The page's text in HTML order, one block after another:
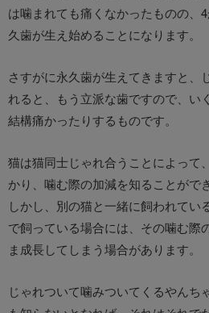
は噛まれても痛くなかったものの、
久歯が生え始めることになります。
さすがに永久歯が生えてきますと、
れると、もう立派な歯ですので、い
結構痛かったりするものです。
猫は猫同士じゃれ合うことによって
かり、噛む際の加減を知ることがで
しかし、別の猫と一緒に飼われてい
で飼っている場合には、その噛む際
ま成長してしまう場合があります。
じゃれついて噛みついてくるやんち